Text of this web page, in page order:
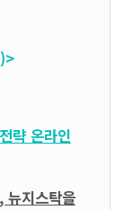
략 온라인
뉴지스탁을